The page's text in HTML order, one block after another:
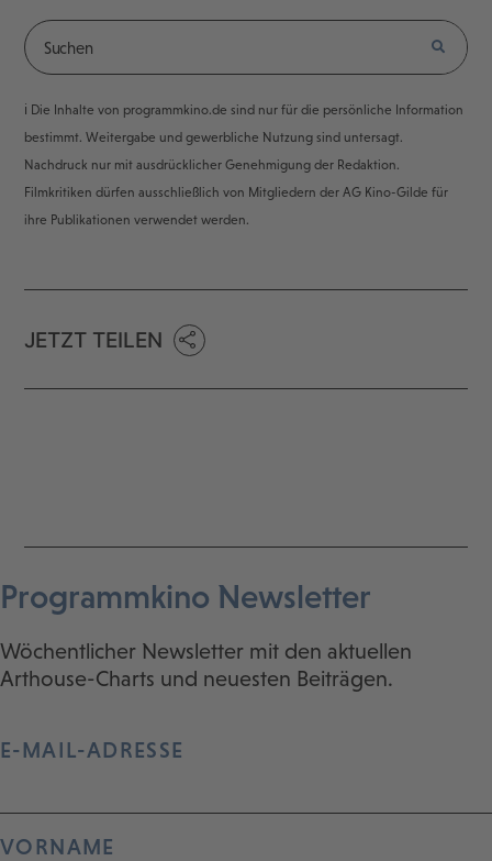
ℹ️ Die Inhalte von programmkino.de sind nur für die persönliche Information
bestimmt. Weitergabe und gewerbliche Nutzung sind untersagt.
Nachdruck nur mit ausdrücklicher Genehmigung der Redaktion.
Filmkritiken dürfen ausschließlich von Mitgliedern der AG Kino-Gilde für
ihre Publikationen verwendet werden.
JETZT TEILEN
Programmkino Newsletter
Wöchentlicher Newsletter mit den aktuellen
Arthouse-Charts und neuesten Beiträgen.
E-MAIL-ADRESSE
VORNAME